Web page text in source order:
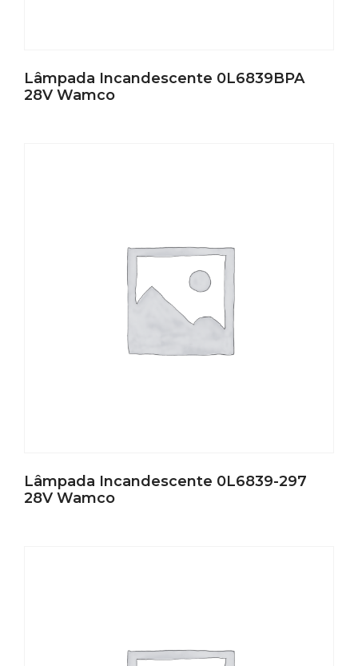
Lâmpada Incandescente 0L6839BPA
28V Wamco
Lâmpada Incandescente 0L6839-297
28V Wamco